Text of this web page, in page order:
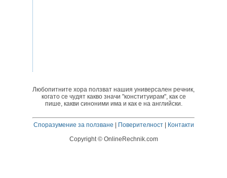
Любопитните хора ползват нашия универсален речник,
когато се чудят какво значи "конституирам", как се
пише, какви синоними има и как е на английски.
Споразумение за ползване Поверителност|
Контакти
Copyright © OnlineRechnik.com